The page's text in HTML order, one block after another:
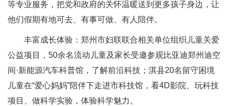
等专业服务，把党和政府的关怀温暖送到更多孩子身边，让
他们假期有地可去、有事可做、有人陪伴。
丰富成长体验：郑州市妇联联合相关单位组织儿童关爱
公益项目，50余名流动儿童及家长受邀参观比亚迪郑州迪空
间·新能源汽车科普馆，了解前沿科技；淇县20名留守困境
儿童在“爱心妈妈”陪伴下走进市科技馆，看4D影院、玩科技
项目、做科学实验，体验科学魅力。